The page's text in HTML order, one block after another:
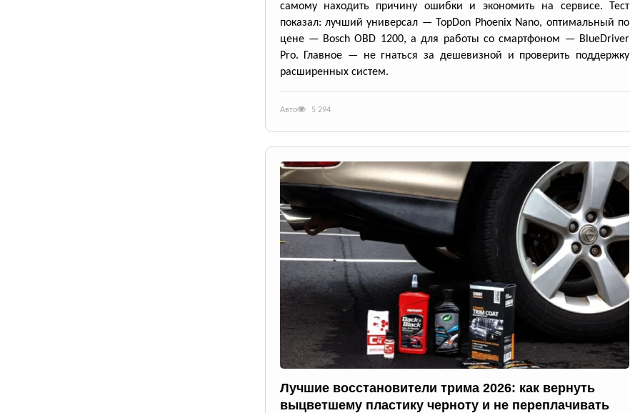
самому находить причину ошибки и экономить на сервисе. Тест
показал: лучший универсал — TopDon Phoenix Nano, оптимальный по
цене — Bosch OBD 1200, а для работы со смартфоном — BlueDriver
Pro. Главное — не гнаться за дешевизной и проверить поддержку
расширенных систем.
Авто 5 294
Лучшие восстановители трима 2026: как вернуть
выцветшему пластику черноту и не переплачивать